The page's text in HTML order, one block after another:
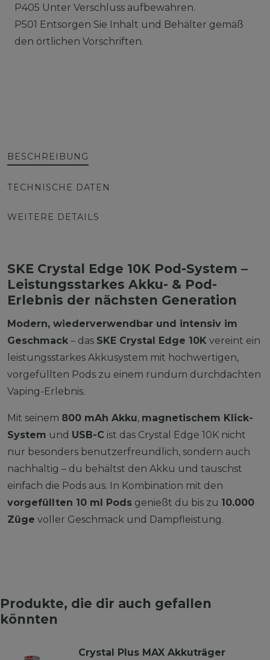
P405 Unter Verschluss aufbewahren.
P501 Entsorgen Sie Inhalt und Behälter gemäß
den örtlichen Vorschriften.
BESCHREIBUNG
TECHNISCHE DATEN
WEITERE DETAILS
SKE Crystal Edge 10K Pod-System –
Leistungsstarkes Akku- & Pod-
Erlebnis der nächsten Generation
Modern, wiederverwendbar und intensiv im
Geschmack – das SKE Crystal Edge 10K vereint ein
leistungsstarkes Akkusystem mit hochwertigen,
vorgefüllten Pods zu einem rundum durchdachten
Vaping-Erlebnis.
Mit seinem 800 mAh Akku, magnetischem Klick-
System und USB-C ist das Crystal Edge 10K nicht
nur besonders benutzerfreundlich, sondern auch
nachhaltig – du behältst den Akku und tauschst
einfach die Pods aus. In Kombination mit den
vorgefüllten 10 ml Pods genießt du bis zu 10.000
Züge voller Geschmack und Dampfleistung.
Produkte, die dir auch gefallen
könnten
Crystal Plus MAX Akkuträger